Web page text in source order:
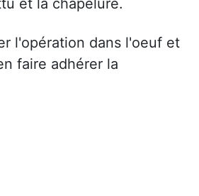
et la chapelure.
l'opération dans l'oeuf et
faire adhérer la